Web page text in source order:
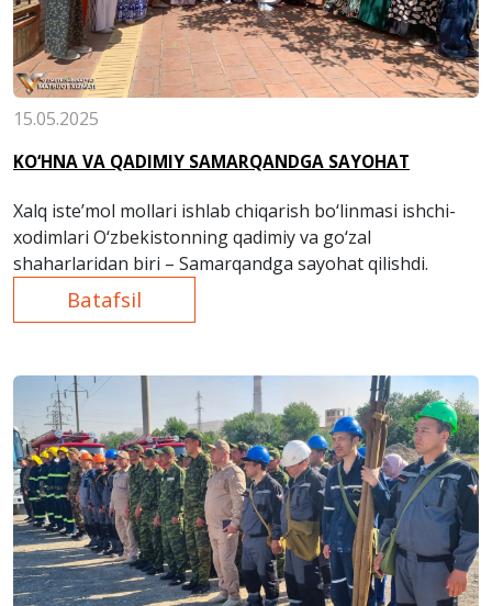
15.05.2025
KO‘HNA VA QADIMIY SAMARQANDGA SAYOHAT
Xalq iste’mol mollari ishlab chiqarish bo‘linmasi ishchi-
xodimlari O‘zbekistonning qadimiy va go‘zal
shaharlaridan biri – Samarqandga sayohat qilishdi.
Batafsil